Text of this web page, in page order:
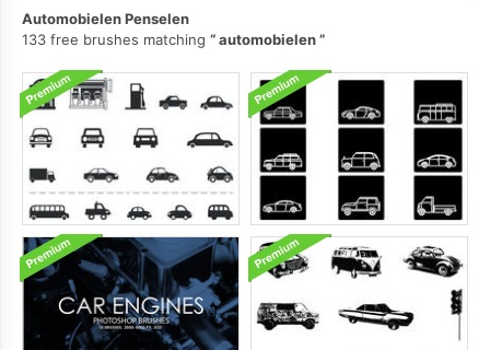
Automobielen Penselen
133 free brushes matching
automobielen